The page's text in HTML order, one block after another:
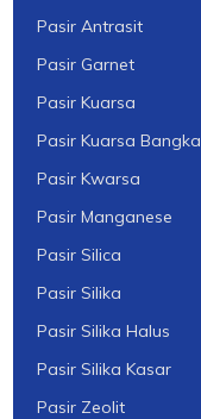
Pasir Antrasit
Pasir Garnet
Pasir Kuarsa
Pasir Kuarsa Bangka
Pasir Kwarsa
Pasir Manganese
Pasir Silica
Pasir Silika
Pasir Silika Halus
Pasir Silika Kasar
Pasir Zeolit